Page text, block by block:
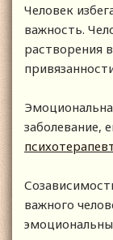
Человек
важность.
растворения
заболевание,
важного